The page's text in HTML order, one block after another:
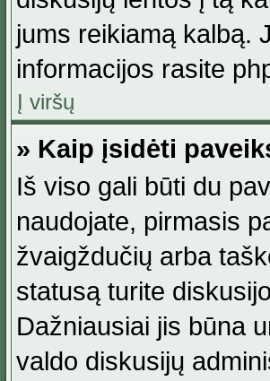
jums reikiamą kalbą.
informacijos rasite
Į viršų
» Kaip įsidėti
Iš viso gali būti du
naudojate, pirmasis
žvaigždučių arba
statusą turite
Dažniausiai jis būna
valdo diskusijų